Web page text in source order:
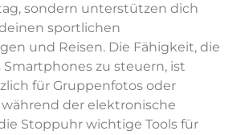
sondern unterstützen dich
sportlichen
und Reisen. Die Fähigkeit, die
Smartphones zu steuern, ist
für Gruppenfotos oder
der elektronische
Stoppuhr wichtige Tools für